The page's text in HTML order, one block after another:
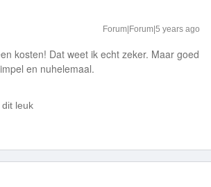
Forum|Forum|5 years ago
kosten! Dat weet ik echt zeker. Maar goed
en nuhelemaal.
leuk